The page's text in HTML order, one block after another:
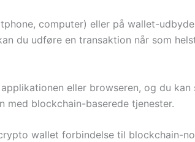
computer) eller på wallet-
du udføre en transaktion når som
eller browseren, og du kan
blockchain-baserede tjenester.
wallet forbindelse til blockchain-